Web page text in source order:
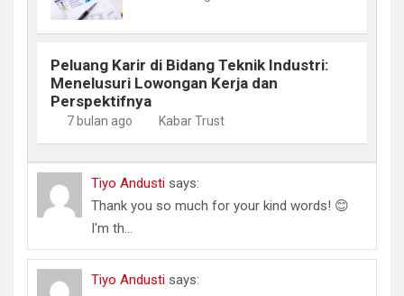
Peluang Karir di Bidang Teknik Industri:
Menelusuri Lowongan Kerja dan
Perspektifnya
7 bulan ago Kabar Trust
Tiyo Andusti says:
Thank you so much for your kind words! 😊
I'm th...
Tiyo Andusti says: